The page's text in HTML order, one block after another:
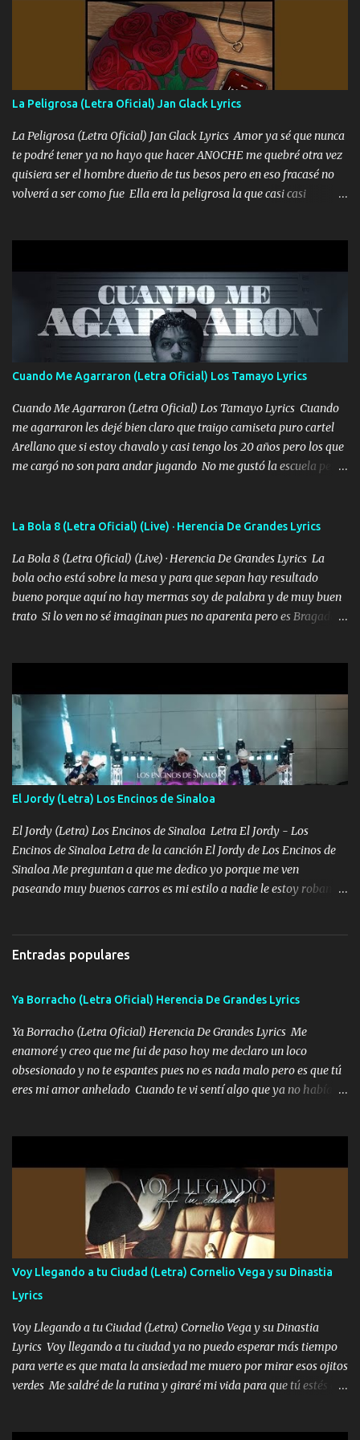
Un gallardo me prendo Para agarrar el vuelo y la mente y
tranquilizando Tomense un buen trago Y así es como empezamos
los versos que voy cantando (Music) A vido alta y bajas La carreta
se atora Pero nunca le aflojamos Ya me han pasado cosas Y
aunque ustedes no sepan Pero la vida es muy corta Hay que
echarle chingazos Y seguir trabajando porque nada es...
La Peligrosa (Letra Oficial) Jan Glack Lyrics
La Peligrosa (Letra Oficial) Jan Glack Lyrics Amor ya sé que nunca
te podré tener ya no hayo que hacer ANOCHE me quebré otra vez
quisiera ser el hombre dueño de tus besos pero en eso fracasé no
volverá a ser como fue Ella era la peligrosa la que casi casi
Música Amar me duele estoy rodeado de mujeres pero solo
quieren billetes y yo que solo ocupo verte Recuerdo echábamos
pasión en la troca tus labios besándome yo quitándote la ropa no
quiero que sea nunca con otra yo quiero llevarte a la Luna y si
quieres en ese momento te pido que seas mi esposa Chingada
madre no quiero dejar de tenerte no ayuda la p'uta loquera y al
chile quisiera ser menos de ti dependiente la pinche tristeza me
encierra princesa tu sabes que nunca saldras de mi mente Ella era
la peligro...
Cuando Me Agarraron (Letra Oficial) Los Tamayo Lyrics
Cuando Me Agarraron (Letra Oficial) Los Tamayo Lyrics Cuando
me agarraron les dejé bien claro que traigo camiseta puro cartel
Arellano que si estoy chavalo y casi tengo los 20 años pero los que
me cargó no son para andar jugando No me gustó la escuela pero
firme el legado que si como me llamó varios ya se han preguntado
fajado y mi R terciado me van a ver allá por TJ para un licenciado
mando un abrazo andamos al cien Choritas también Música
Ando en la colonia bien acelerado traigo un M2 que nunca me ha
fallado para mi compadre mandó un fuerte abrazo también al
lo que hablo Entre lob...
La Bola 8 (Letra Oficial) (Live) · Herencia De Grandes Lyrics
La Bola 8 (Letra Oficial) (Live) · Herencia De Grandes Lyrics La
bola ocho está sobre la mesa y para que sepan hay resultado
bueno porque aquí no hay mermas soy de palabra y de muy buen
trato Si lo ven no sé imaginan pues no aparenta pero es Bragado a
ver solo más no ando solo ai ta el aparato con cargador extendido
para lucirlo yo aquí lo calmo Y mis collares me dan protección me
cuidan los santos y mi Dios cada día con mas ganas le doy todo
por un futuro mejor Música Empecé desde los trece y hasta la
fecha aún sigo vigente no soy manchado soy bueno pero si me
alteró de repente Mi carnal Abel aun lado ni uno con el otro no se
ha rajado pal Chinchillas un saludo y para un amigo que está en
Peñasco Me fajó una Glock al cinto y de Louis Vuitton son mis
zapatos mi es...
El Jordy (Letra) Los Encinos de Sinaloa
El Jordy (Letra) Los Encinos de Sinaloa Letra El Jordy - Los
Encinos de Sinaloa Letra de la canción El Jordy de Los Encinos de
Sinaloa Me preguntan a que me dedico yo porque me ven
paseando muy buenos carros es mi estilo a nadie le estoy robando
miraban trabajando la escuela dejé el dinero estaba escaso Mi
familia que nunca les falte nada es la gran razón que a diario me
mi esposa no se ra'ja Música Me rodearon y la puerta me
tumbaron prisionero en caliente me llevaron me achacaba cargos
que estaban muy raros me gritaba a donde tienes el clavo Yo me
enfiesto me gusta vivir en grande más me cuido me gusta ser
responsable hay rateros envidiosos que no falten mi dios es grande
me cuida de las maldades Pa el equipo aquí le mando un abrazo
Entradas populares
Ya Borracho (Letra Oficial) Herencia De Grandes Lyrics
Ya Borracho (Letra Oficial) Herencia De Grandes Lyrics Me
enamoré y creo que me fui de paso hoy me declaro un loco
obsesionado y no te espantes pues no es nada malo pero es que tú
eres mi amor anhelado Cuando te vi sentí algo que ya no había
cariño de mi alma Que pa febrero vendré frente a ti con mis
preguntas y digas que sí hacernos novios y verte feliz y muy
contenta como yo por ti Música Pregúntame qué es lo que me
enamora pa describirte unas cuantas horas también pregunta que
quiero contigo que seas dichosa al estar conmigo Y ya borracho
contéstame la llamada pa dedicarte unas bonitas palabras así
borracho me animo a decirte todo y puedo describirlo mucho que
me encantes Decirte que me siento muy feliz y emocionado por
tenerte aquí espero que quiera...
Voy Llegando a tu Ciudad (Letra) Cornelio Vega y su Dinastia
Lyrics
Voy Llegando a tu Ciudad (Letra) Cornelio Vega y su Dinastia
Lyrics Voy llegando a tu ciudad ya no puedo esperar más tiempo
para verte es que mata la ansiedad me muero por mirar esos ojitos
verdes Me saldré de la rutina y giraré mi vida para que tú estés en